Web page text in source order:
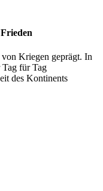
Kriegen geprägt. In
für Tag
des Kontinents